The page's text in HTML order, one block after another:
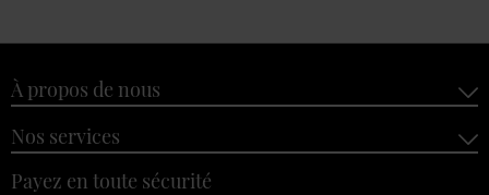
À propos de nous
Nos services
Payez en toute sécurité